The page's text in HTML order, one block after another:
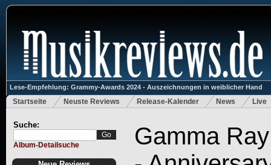
Lese-Empfehlung: Grammy-Awards 2024 - Auszeichnungen in weiblicher Hand
Startseite Neuste Reviews Release-Kalender News Live
Suche:
Album-Detailsuche
Gamma